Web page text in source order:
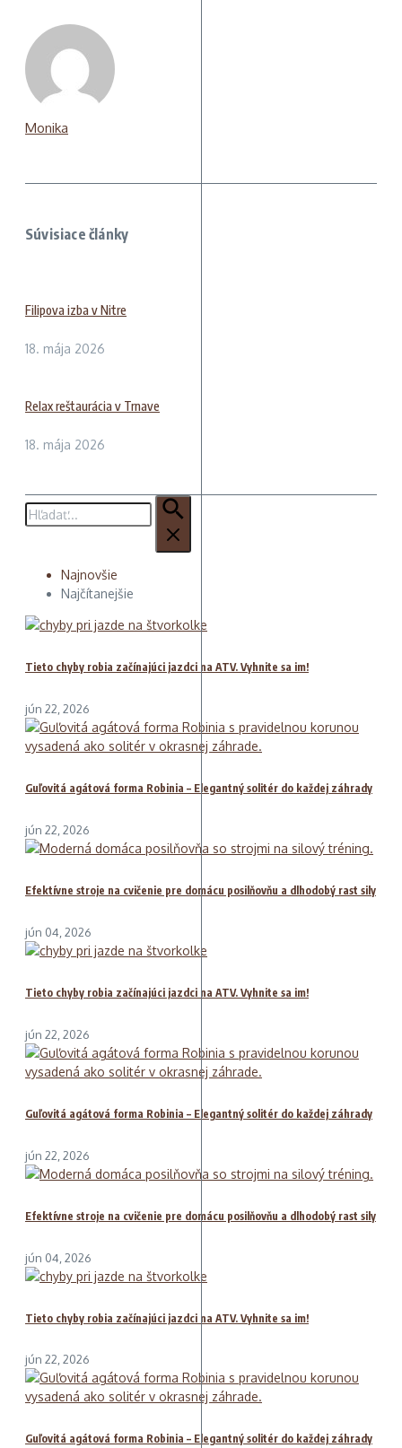
Monika
Súvisiace články
Filipova izba v Nitre
18. mája 2026
Relax reštaurácia v Trnave
18. mája 2026
Hľadať:
Najnovšie
Najčítanejšie
Tieto chyby robia začínajúci jazdci na ATV. Vyhnite sa im!
jún 22, 2026
Guľovitá agátová forma Robinia – Elegantný solitér do každej záhrady
jún 22, 2026
Efektívne stroje na cvičenie pre domácu posilňovňu a dlhodobý rast sily
jún 04, 2026
Tieto chyby robia začínajúci jazdci na ATV. Vyhnite sa im!
jún 22, 2026
Guľovitá agátová forma Robinia – Elegantný solitér do každej záhrady
jún 22, 2026
Efektívne stroje na cvičenie pre domácu posilňovňu a dlhodobý rast sily
jún 04, 2026
Tieto chyby robia začínajúci jazdci na ATV. Vyhnite sa im!
jún 22, 2026
Guľovitá agátová forma Robinia – Elegantný solitér do každej záhrady